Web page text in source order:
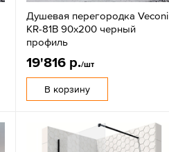
Душевая перегородка Veconi
KR-81B 90x200 черный
профиль
19'816 р./шт
В корзину